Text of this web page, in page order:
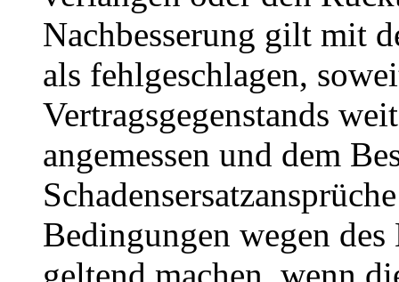
Nachbesserung gilt mit
als fehlgeschlagen,
Vertragsgegenstands
angemessen und dem
Bedingungen wegen
geltend machen, wenn